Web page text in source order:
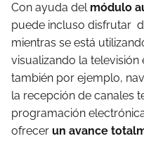
Con ayuda del módulo
puede incluso disfrutar
mientras se está
visualizando la televisión
también por ejemplo,
la recepción de canales
programación
ofrecer un avance